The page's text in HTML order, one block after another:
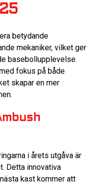
betydande
mekaniker, vilket ger
basebollupplevelse.
fokus på både
skapar en mer
i årets utgåva är
Detta innovativa
kast kommer att